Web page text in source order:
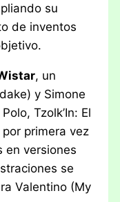
su
de inventos
, un
y Simone
Tzolk’In: El
primera vez
en versiones
se
Valentino (My